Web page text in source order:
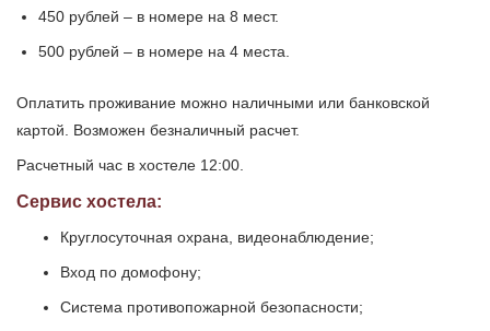
450 рублей – в номере на 8 мест.
500 рублей – в номере на 4 места.
Оплатить проживание можно наличными или банковской
картой. Возможен безналичный расчет.
Расчетный час в хостеле 12:00.
Сервис хостела:
Круглосуточная охрана, видеонаблюдение;
Вход по домофону;
Система противопожарной безопасности;